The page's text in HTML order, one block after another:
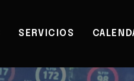
SERVICIOS